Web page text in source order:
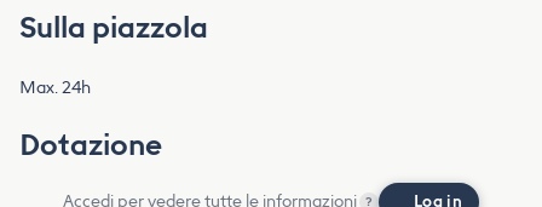
Sulla piazzola
Max. 24h
Dotazione
Accedi per vedere tutte le informazioni ? Log in